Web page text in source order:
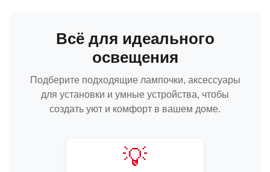
Всё для идеального
освещения
Подберите подходящие лампочки, аксессуары
для установки и умные устройства, чтобы
создать уют и комфорт в вашем доме.
💡